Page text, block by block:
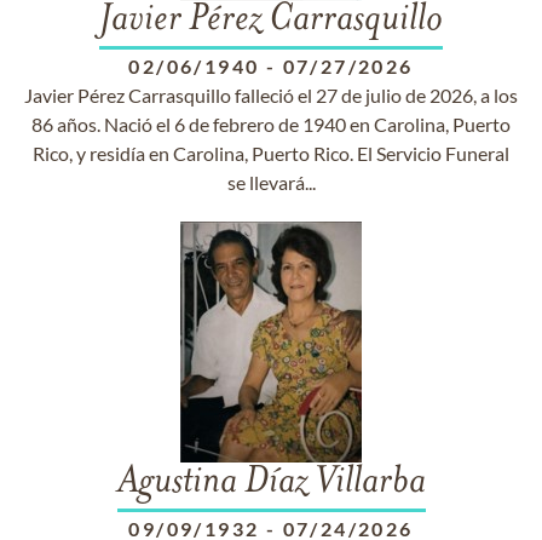
Javier Pérez Carrasquillo
02/06/1940 - 07/27/2026
Javier Pérez Carrasquillo falleció el 27 de julio de 2026, a los
86 años. Nació el 6 de febrero de 1940 en Carolina, Puerto
Rico, y residía en Carolina, Puerto Rico. El Servicio Funeral
se llevará...
Agustina Díaz Villarba
09/09/1932 - 07/24/2026